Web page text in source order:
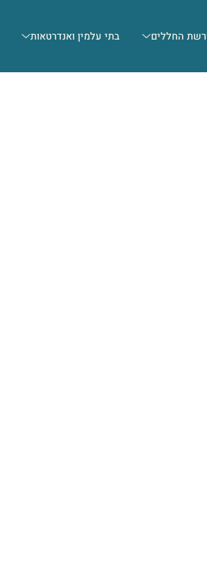
החללים בתי עלמין ואנדרטאות